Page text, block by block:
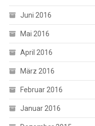
Juni 2016
Mai 2016
April 2016
März 2016
Februar 2016
Januar 2016